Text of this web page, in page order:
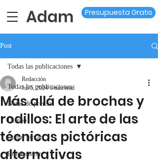
Adam Presupuesta Gratis
Post
Todas las publicaciones
Notas de prensa
Diseño
Como pintar
Emplastecer
Todas las publicaciones
Más allá de brochas y
rodillos: El arte de las
técnicas pictóricas
alternativas
Redacción
Jul 5, 2024 3 min read